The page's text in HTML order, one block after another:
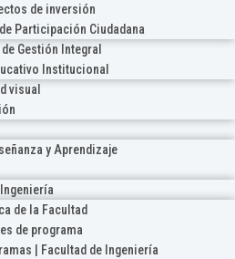
de inversión
Participación Ciudadana
Gestión Integral
Institucional
visual
y Aprendizaje
de la Facultad
de programa
| Facultad de Ingeniería